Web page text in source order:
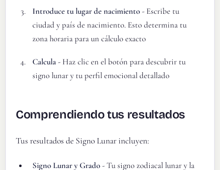
Introduce tu lugar de nacimiento- Escribe tu
ciudad y país de nacimiento. Esto determina tu
zona horaria para un cálculo exacto
Calcula- Haz clic en el botón para descubrir tu
signo lunar y tu perfil emocional detallado
Comprendiendo tus resultados
Tus resultados de Signo Lunar incluyen:
Signo Lunar y Grado- Tu signo zodiacal lunar y la